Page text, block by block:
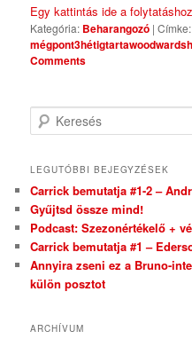
Egy kattintás ide a
Kategória: Beharangozó |Címke:
Comments
Keresés
LEGUTÓBBI BEJEGYZÉSEK
Carrick bemutatja #1-2 –
Gyűjtsd össze mind!
Podcast: Szezonértékelő +
Carrick bemutatja #1 –
Annyira zseni ez a Bruno-
külön posztot
ARCHÍVUM